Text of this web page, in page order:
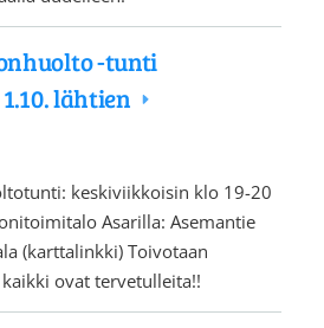
-tunti
lähtien
keskiviikkoisin klo 19-20
Asarilla: Asemantie
(karttalinkki) Toivotaan
ovat tervetulleita!!